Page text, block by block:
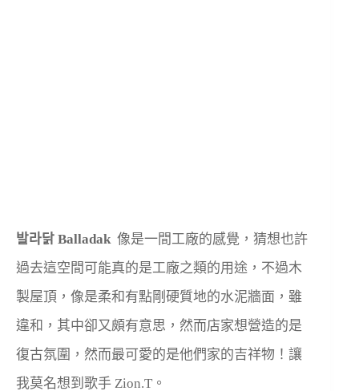
발라닭 Balladak 像是一間工廠的感覺，猜想也許
過去這空間可能真的是工廠之類的用途，不過木
製屋頂，像是柔和有點剛硬質地的水泥牆面，雖
違和，其中卻又頗有意思，然而店家想營造的是
復古氛圍，然而最可愛的是他們家的吉祥物！讓
我莫名想到歌手 Zion.T。